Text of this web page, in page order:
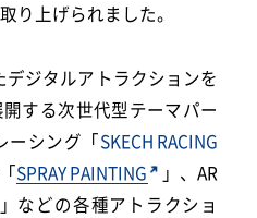
り上げられました。
デジタルアトラクションを
する次世代型テーマパー
ーシング「SKECH RACING
SPRAY PAINTING
」、AR
」などの各種アトラクショ